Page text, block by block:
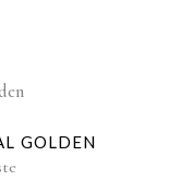
GOLDEN